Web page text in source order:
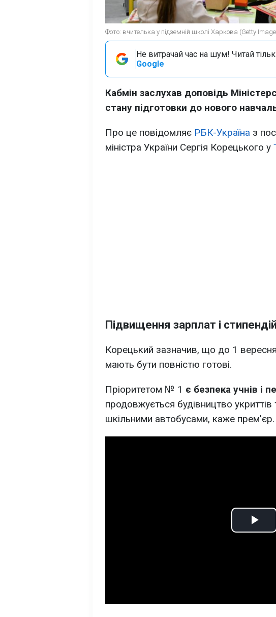
Фото: вчителька у підземній школі Харкова (Getty
Не витрачай час на шум! Читай
Google
Кабмін заслухав доповідь
стану підготовки до нового
Про це повідомляє РБК-Україна з
міністра України Сергія Корецького у
Підвищення зарплат і стипендій
Корецький зазначив, що до 1
мають бути повністю готові.
Пріоритетом № 1 є безпека учнів і
продовжується будівництво
шкільними автобусами, каже прем'єр.